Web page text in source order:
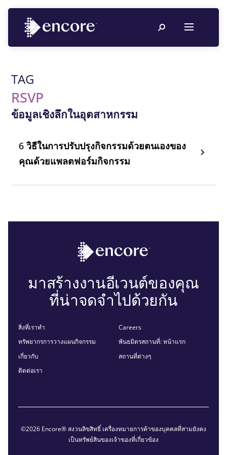
TAG
RSVP
ข้อมูลเชิงลึกในอุตสาหกรรม
6 วิธีในการปรับปรุงกิจกรรมด้วยตนเองของ
คุณด้วยแพลตฟอร์มกิจกรรม
มาสร้างงานอีเวนต์ของคุณ
ที่น่าจดจำไปด้วยกัน
สิ่งที่เราทำ
ทรัพยากรการวางแผนกิจกรรม
เกี่ยวกับ
ติดต่อเรา
Careers
พันธมิตรสถานที่: หน้าแรก
สถานที่ต่างๆ
©2026 Encore® สงวนลิขสิทธิ์ เครื่องหมายการค้าของบุคคลที่สามยังคง
เป็นทรัพย์สินของเจ้าของที่เกี่ยวข้อง